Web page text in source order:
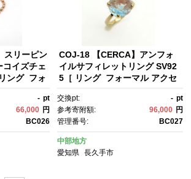
スリーピン
コイズチェ
ング フォ
ト 通販 送
］
- pt
66,000 円
BC026
COJ-18 【CERCA】アンフォ
イルサフィレットリング SV92
5［ リング フォーマル アクセ
レゼント 通販 送料無料 ふるさ
と納税 ］
交換pt: - pt
参考寄附額:
96,000 円
管理番号:
BC027
中部地方
愛知県 長久手市